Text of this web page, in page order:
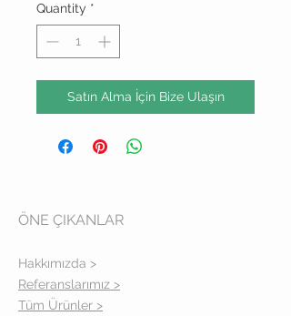
Quantity *
Satın Alma İçin Bize Ulaşın
ÖNE ÇIKANLAR
Hakkımızda >
Referanslarımız >
Tüm Ürünler >